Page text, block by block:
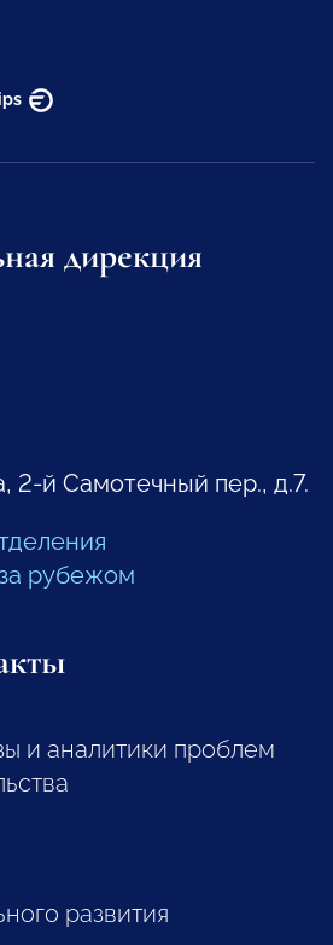
дирекция
2-й Самотечный пер., д.7.
рубежом
и аналитики проблем
развития